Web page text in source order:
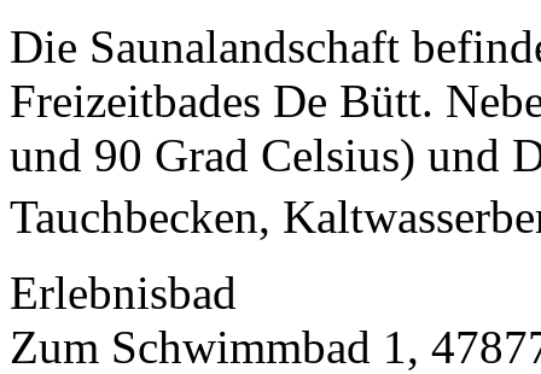
Die Saunalandschaft
Freizeitbades De Bütt.
und 90 Grad Celsius) und
Tauchbecken,
Erlebnisbad
Zum Schwimmbad 1,